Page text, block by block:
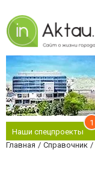
Наши спецпроекты
1
Главная Справочник